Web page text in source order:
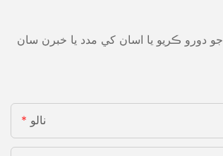
دورو ڪريو يا اسان کي مدد يا خبرن سان
نالو